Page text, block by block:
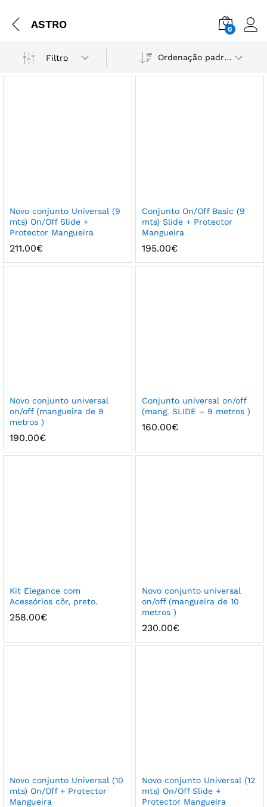
ASTRO 0
Filtro Ordenação padrão
Novo conjunto Universal (9
mts) On/Off Slide +
Protector Mangueira
211.00€
Conjunto On/Off Basic (9
mts) Slide + Protector
Mangueira
195.00€
Novo conjunto universal
on/off (mangueira de 9
metros )
190.00€
Conjunto universal on/off
(mang. SLIDE – 9 metros )
160.00€
Kit Elegance com
Acessórios côr, preto.
258.00€
Novo conjunto universal
on/off (mangueira de 10
metros )
230.00€
Novo conjunto Universal (10
mts) On/Off + Protector
Mangueira
Novo conjunto Universal (12
mts) On/Off Slide +
Protector Mangueira